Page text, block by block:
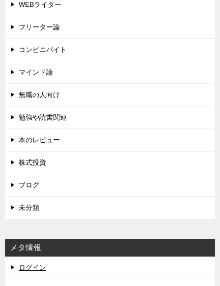
WEBライター
フリーター論
コンビニバイト
マインド論
無職の人向け
勉強や読書関連
本のレビュー
株式投資
ブログ
未分類
メタ情報
ログイン